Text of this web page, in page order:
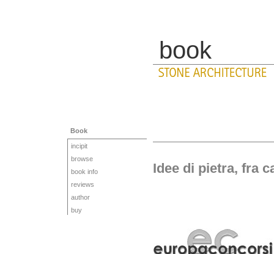
book
Book
incipit
browse
book info
reviews
author
buy
Idee di pietra, fra